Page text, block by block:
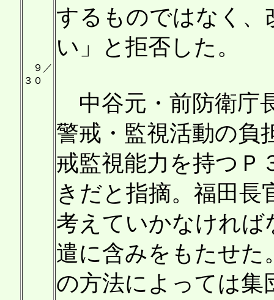
９／
３０
するものではなく、
い」と拒否した。
中谷元・前防衛庁
警戒・監視活動の負
戒監視能力を持つＰ
きだと指摘。福田
考えていかなければ
遣に含みをもたせた
の方法によっては集